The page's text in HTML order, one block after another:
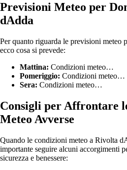
Previsioni Meteo per
dAdda
Per quanto riguarda le previsioni meteo
ecco cosa si prevede:
Mattina: Condizioni meteo…
Pomeriggio: Condizioni meteo…
Sera: Condizioni meteo…
Consigli per Affrontare
Meteo Avverse
Quando le condizioni meteo a Rivolta
importante seguire alcuni accorgimenti
sicurezza e benessere: